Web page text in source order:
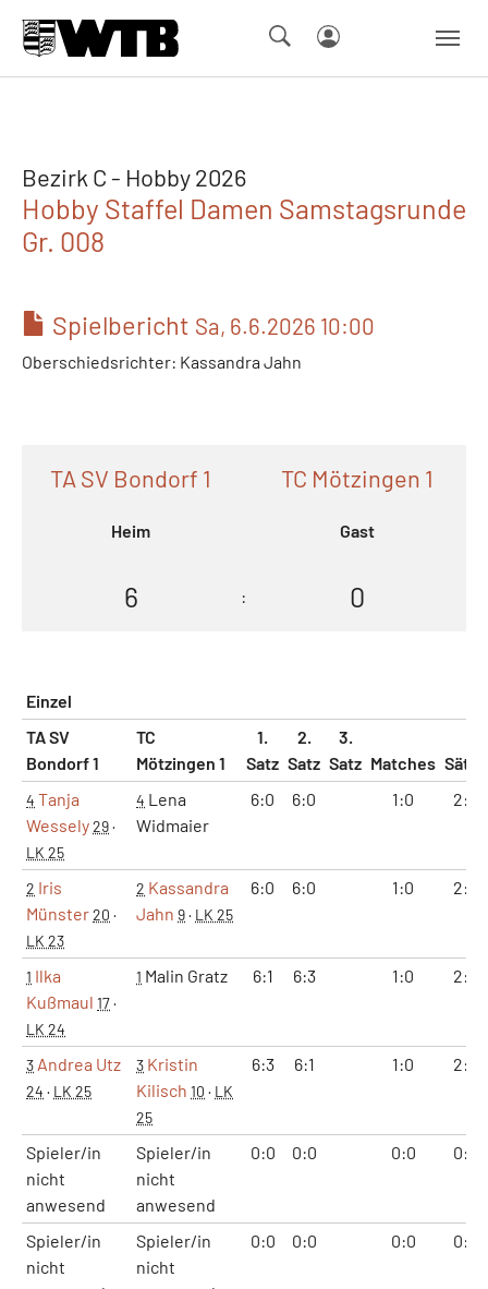
Bezirk C - Hobby 2026
Hobby Staffel Damen Samstagsrunde
Gr. 008
Spielbericht Sa, 6.6.2026 10:00
Oberschiedsrichter: Kassandra Jahn
TA SV Bondorf 1
Heim
TC Mötzingen 1
Gast
6 : 0
Einzel
TA SV
Bondorf 1
TC
Mötzingen 1
1.
Satz
2.
Satz
3.
Satz Matches Sätze
4 Tanja
Wessely29·
LK 25
4 Lena
Widmaier
6:0 6:0 1:0 2:0
2 Iris
Münster20 ·
LK 23
2 Kassandra
Jahn 9· LK 25
6:0 6:0 1:0 2:0
1 Ilka
Kußmaul 17·
LK 24
1 Malin Gratz 6:1 6:3 1:0 2:0
3 Andrea Utz
24 · LK 25
3 Kristin
Kilisch 10 · LK
25
6:3 6:1 1:0 2:0
Spieler/in
nicht
anwesend
Spieler/in
nicht
anwesend
0:0 0:0 0:0 0:0
Spieler/in
nicht
Spieler/in
nicht
0:0 0:0 0:0 0:0